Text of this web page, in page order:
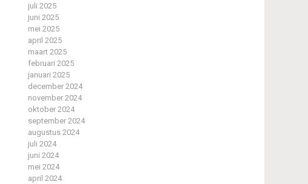
juli 2025
juni 2025
mei 2025
april 2025
maart 2025
februari 2025
januari 2025
december 2024
november 2024
oktober 2024
september 2024
augustus 2024
juli 2024
juni 2024
mei 2024
april 2024